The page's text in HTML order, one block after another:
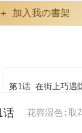
单三个步骤
施
果
+ 加入我の書架
第1话 在街上巧遇
话 花容湿色:取